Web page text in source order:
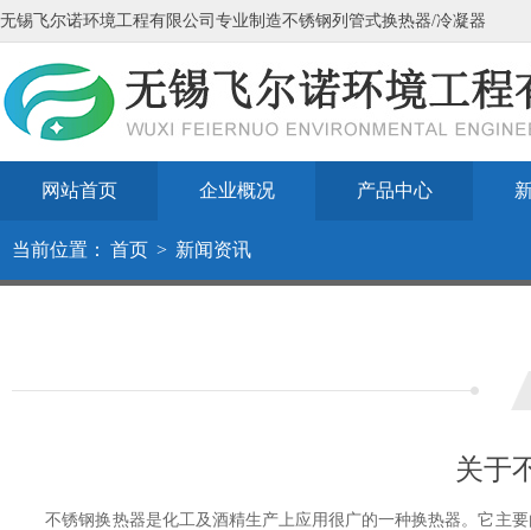
无锡飞尔诺环境工程有限公司专业制造不锈钢列管式换热器/冷凝器
网站首页 企业概况 产品中心
当前位置： 首页 > 新闻资讯
关于
不锈钢换热器是化工及酒精生产上应用很广的一种换热器。它主要